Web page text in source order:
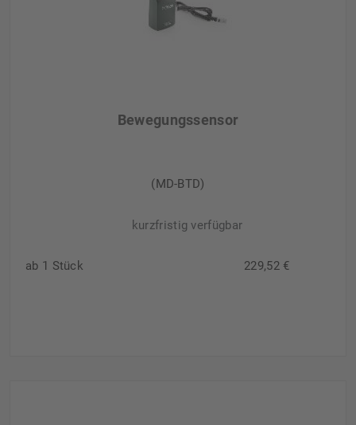
Bewegungssensor
(MD-BTD)
kurzfristig verfügbar
ab 1 Stück 229,52 €